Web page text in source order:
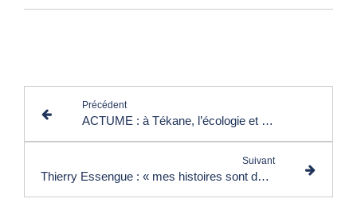
Précédent
ACTUME : à Tékane, l’écologie et la santé comme réponses concrètes aux défis du développement africain
Suivant
Thierry Essengue : « mes histoires sont des ponts entre les peuples et les cœurs »